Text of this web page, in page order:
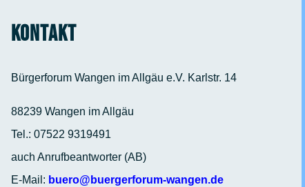
Kontakt
Bürgerforum Wangen im Allgäu e.V. Karlstr. 14
88239 Wangen im Allgäu
Tel.: 07522 9319491
auch Anrufbeantworter (AB)
E-Mail: buero@buergerforum-wangen.de